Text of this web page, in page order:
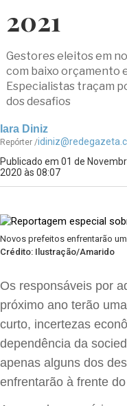
2021
Gestores eleitos em
com baixo orçamento
Especialistas traçam
dos desafios
Iara Diniz
Repórter /
Publicado em 01 de
2020 às 08:07
Novos prefeitos enfrentarão
Crédito: Ilustração/Amarido
Os responsáveis por
próximo ano terão
curto, incertezas
dependência da
apenas alguns dos
enfrentarão à frente